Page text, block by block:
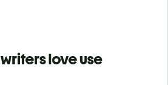
love use